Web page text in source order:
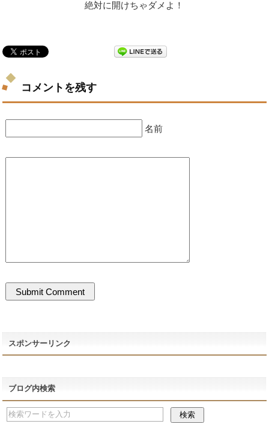
絶対に開けちゃダメよ！
コメントを残す
名前
スポンサーリンク
ブログ内検索